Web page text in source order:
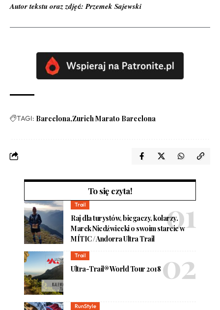
Autor tekstu oraz zdjęć: Przemek Sajewski
TAGI: Barcelona Zurich Marato Barcelona
To się czyta!
Trail
Raj dla turystów, biegaczy, kolarzy.
Marek Niedźwiecki o swoim starcie w
MÍTIC / Andorra Ultra Trail
Trail
Ultra-Trail® World Tour 2018
RunStyle